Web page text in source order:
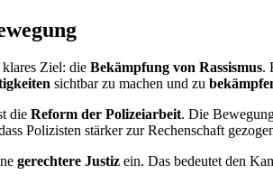
Ziel: die Bekämpfung von Rassismus.
sichtbar zu machen und zu
die Reform der Polizeiarbeit. Die
Polizisten stärker zur Rechenschaft
gerechtere Justiz ein. Das bedeutet den